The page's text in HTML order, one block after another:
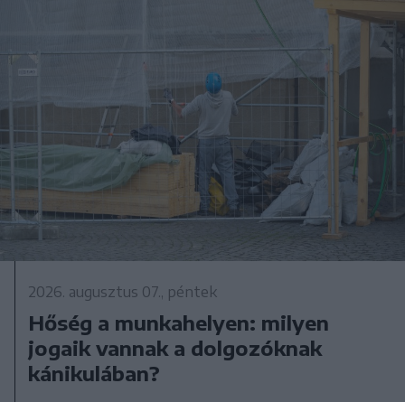
2026. augusztus 07., péntek
Hőség a munkahelyen: milyen
jogaik vannak a dolgozóknak
kánikulában?